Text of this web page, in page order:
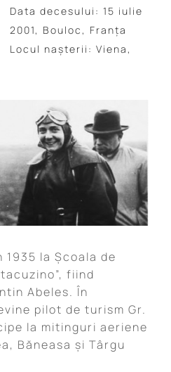
Data decesului: 15 iulie
2001, Bouloc, Franța
Locul nașterii: Viena,
la Şcoala de
fiind
Abeles. În
pilot de turism Gr.
la mitinguri aeriene
Băneasa și Târgu